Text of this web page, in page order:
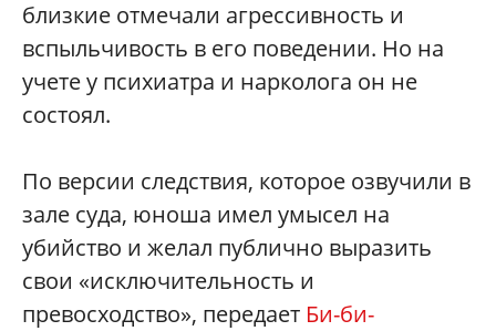
близкие отмечали агрессивность и
вспыльчивость в его поведении. Но на
учете у психиатра и нарколога он не
состоял.
По версии следствия, которое озвучили в
зале суда, юноша имел умысел на
убийство и желал публично выразить
свои «исключительность и
превосходство», передает Би-би-